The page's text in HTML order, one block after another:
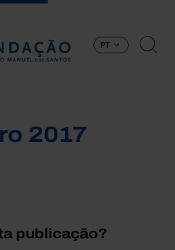
PT
2017
publicação?